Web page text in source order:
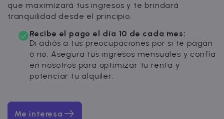
que maximizará tus ingresos y te brindará
tranquilidad desde el principio.
Recibe el pago el día 10 de cada mes:
Di adiós a tus preocupaciones por si te pagan
o no. Asegura tus ingresos mensuales y confía
en nosotros para optimizar tu renta y
potenciar tu alquiler.
Me interesa